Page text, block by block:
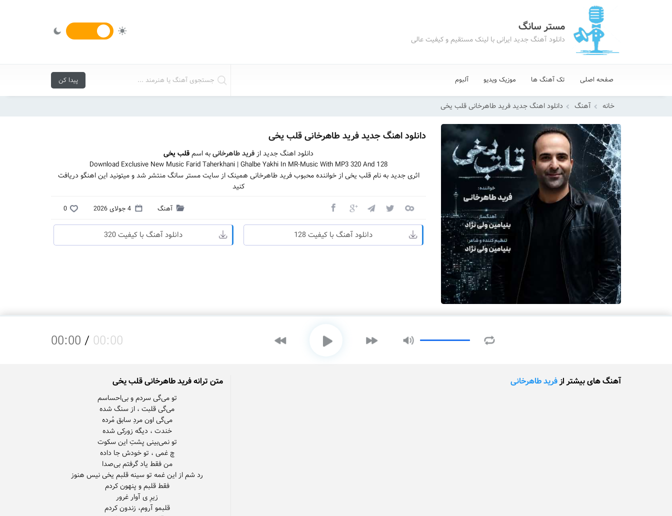
مستر سانگ
دانلود آهنگ جدید ایرانی با لینک مستقیم و کیفیت عالی
صفحه اصلی تک آهنگ ها موزیک ویدیو آلبوم
خانه آهنگ دانلود اهنگ جدید فرید طاهرخانی قلب یخی
دانلود اهنگ جدید فرید طاهرخانی قلب یخی
دانلود اهنگ جدید از فرید طاهرخانیبه اسمقلب یخی
Download Exclusive New Music Farid Taherkhani | Ghalbe Yakhi In MR-Music With MP3 320 And 128
اثری جدید به نام قلب یخی از خواننده محبوب فرید طاهرخانی همینک از سایت مستر سانگ منتشر شد و میتونید این اهنگو دریافت
کنید
آهنگ 4 جولای 2026 0
دانلود آهنگ با کیفیت 128 دانلود آهنگ با کیفیت 320
00:00 / 00:00
آهنگ های بیشتر ازفرید طاهرخانی متن ترانه فرید طاهرخانی قلب یخی